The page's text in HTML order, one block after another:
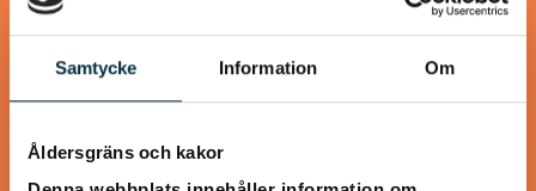
Samtycke Information Om
Åldersgräns och kakor
Paleo: Kycklinggryta med
mango och mandelsmör